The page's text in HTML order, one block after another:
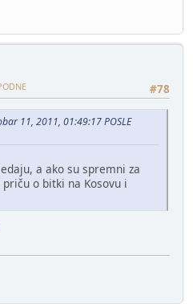
#78
11, 2011, 01:49:17 POSLE
a ako su spremni za
o bitki na Kosovu i